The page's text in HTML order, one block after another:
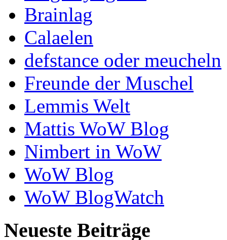
Brainlag
Calaelen
defstance oder meucheln
Freunde der Muschel
Lemmis Welt
Mattis WoW Blog
Nimbert in WoW
WoW Blog
WoW BlogWatch
Neueste Beiträge